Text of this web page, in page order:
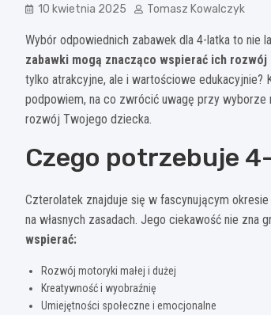
10 kwietnia 2025 Tomasz Kowalczyk
Wybór odpowiednich zabawek dla 4-latka to nie
zabawki mogą znacząco wspierać ich
tylko atrakcyjne, ale i wartościowe edukacyjnie?
podpowiem, na co zwrócić uwagę przy
rozwój Twojego dziecka.
Czego potrzebuje
Czterolatek znajduje się w fascynującym
na własnych zasadach. Jego ciekawość nie zna
wspierać:
Rozwój motoryki małej i dużej
Kreatywność i wyobraźnię
Umiejętności społeczne i emocjonalne